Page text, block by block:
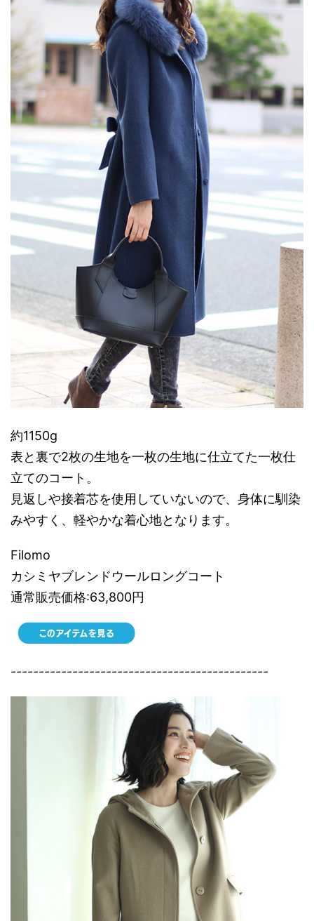
約1150g
表と裏で2枚の生地を一枚の生地に仕立てた一枚仕
立てのコート。
見返しや接着芯を使用していないので、身体に馴染
みやすく、軽やかな着心地となります。
Filomo
カシミヤブレンドウールロングコート
通常販売価格:63,800円
----------------------------------------------